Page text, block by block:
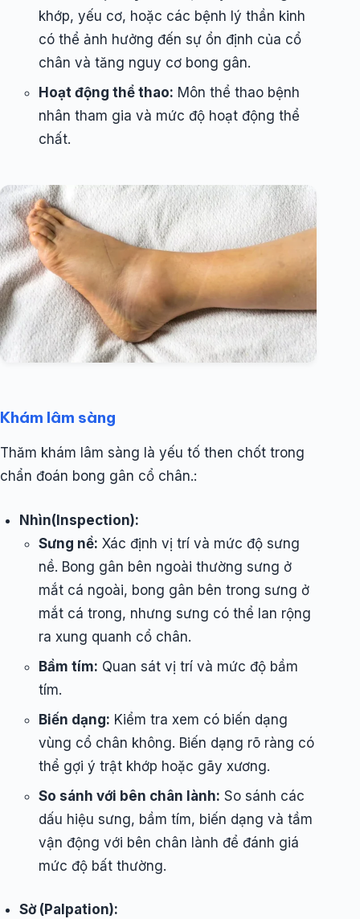
khớp, yếu cơ, hoặc các bệnh lý thần kinh
có thể ảnh hưởng đến sự ổn định của cổ
chân và tăng nguy cơ bong gân.
Hoạt động thể thao: Môn thể thao bệnh
nhân tham gia và mức độ hoạt động thể
chất.
Khám lâm sàng
Thăm khám lâm sàng là yếu tố then chốt trong
chẩn đoán bong gân cổ chân.:
Nhìn(Inspection):
Sưng nề: Xác định vị trí và mức độ sưng
nề. Bong gân bên ngoài thường sưng ở
mắt cá ngoài, bong gân bên trong sưng ở
mắt cá trong, nhưng sưng có thể lan rộng
ra xung quanh cổ chân.
Bầm tím: Quan sát vị trí và mức độ bầm
tím.
Biến dạng: Kiểm tra xem có biến dạng
vùng cổ chân không. Biến dạng rõ ràng có
thể gợi ý trật khớp hoặc gãy xương.
So sánh với bên chân lành: So sánh các
dấu hiệu sưng, bầm tím, biến dạng và tầm
vận động với bên chân lành để đánh giá
mức độ bất thường.
Sờ (Palpation):